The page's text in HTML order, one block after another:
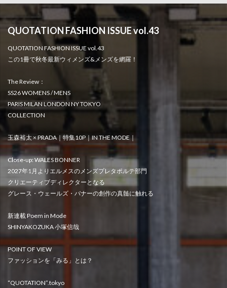
QUOTATION FASHION ISSUE vol.43
QUOTATION FASHION ISSUE vol.43
この1冊で秋冬最新ウィメンズ&メンズを網羅！
The Review：
SS26 WOMENS / MENS
PARIS MILAN LONDON NY TOKYO
COLLECTION
玉森裕太 × PRADA｜特集10P｜IN THE MODE｜
Close-up: WALES BONNER
2027年1月よりエルメスのメンズプレタポルテ部門
クリエーティブディレクターとなる
グレース・ウェールズ・バナーの創作の真髄に触れる
新連載 Poem in Mode
SHINYAKOZUKA 小塚信哉
POINT OF VIEW
ファッションを「みる」とは？
“QUOTATION”.tokyo